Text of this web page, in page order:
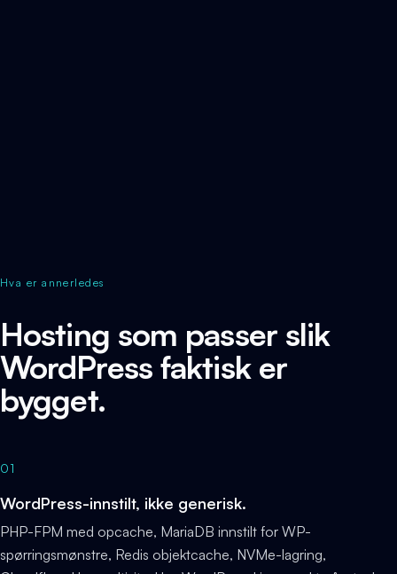
Hva er annerledes
Hosting som passer slik
WordPress faktisk er
bygget.
01
WordPress-innstilt, ikke generisk.
PHP-FPM med opcache, MariaDB innstilt for WP-
spørringsmønstre, Redis objektcache, NVMe-lagring,